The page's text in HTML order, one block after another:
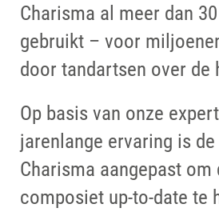
Charisma al meer dan
gebruikt – voor
door tandartsen over de
Op basis van onze
jarenlange ervaring is
Charisma aangepast
composiet up-to-date te